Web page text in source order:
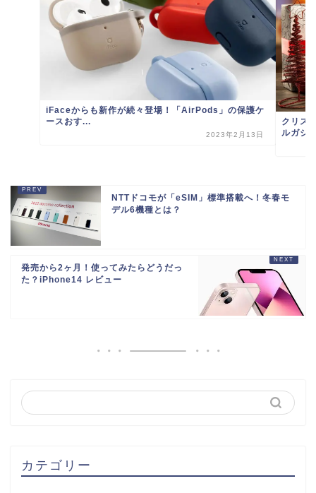
iFaceからも新作が続々登場！「AirPods」の保護ケ
ースおす...
2023年2月13日
クリス
ルガジ
NTTドコモが「eSIM」標準搭載へ！冬春モ
デル6機種とは？
発売から2ヶ月！使ってみたらどうだっ
た？iPhone14 レビュー
カテゴリー